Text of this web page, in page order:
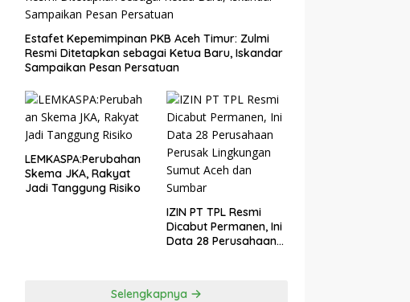
Estafet Kepemimpinan PKB Aceh Timur: Zulmi
Resmi Ditetapkan sebagai Ketua Baru, Iskandar
Sampaikan Pesan Persatuan
LEMKASPA:Perubahan
Skema JKA, Rakyat
Jadi Tanggung Risiko
IZIN PT TPL Resmi
Dicabut Permanen, Ini
Data 28 Perusahaan
Selengkapnya